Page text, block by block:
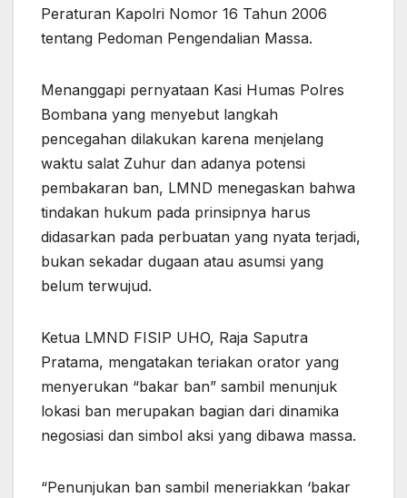
Peraturan Kapolri Nomor 16 Tahun 2006
tentang Pedoman Pengendalian Massa.
Menanggapi pernyataan Kasi Humas Polres
Bombana yang menyebut langkah
pencegahan dilakukan karena menjelang
waktu salat Zuhur dan adanya potensi
pembakaran ban, LMND menegaskan bahwa
tindakan hukum pada prinsipnya harus
didasarkan pada perbuatan yang nyata terjadi,
bukan sekadar dugaan atau asumsi yang
belum terwujud.
Ketua LMND FISIP UHO, Raja Saputra
Pratama, mengatakan teriakan orator yang
menyerukan “bakar ban” sambil menunjuk
lokasi ban merupakan bagian dari dinamika
negosiasi dan simbol aksi yang dibawa massa.
“Penunjukan ban sambil meneriakkan ‘bakar